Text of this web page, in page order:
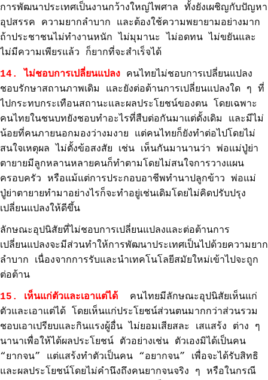
การพัฒนาประเทศเป็นงานกว้างใหญ่ไพศาล ทั้งยังเผชิญกับปัญหา
อุปสรรค ความยากลำบาก และต้องใช้ความพยายามอย่างมาก
ถ้าประชาชนไม่ทำงานหนัก ไม่มุมานะ ไม่อดทน ไม่ขยันและ
ไม่มีความเพียรแล้ว ก็ยากที่จะสำเร็จได้
14. ไม่ชอบการเปลี่ยนแปลง คนไทยไม่ชอบการเปลี่ยนแปลง
ชอบรักษาสถานภาพเดิม และยังต่อต้านการเปลี่ยนแปลงใด ๆ ที่
ไปกระทบกระเทือนสถานะและผลประโยชน์ของตน โดยเฉพาะ
คนไทยในชนบทยังชอบทำอะไรที่สืบต่อกันมาแต่ดั้งเดิม และมีไม่
น้อยที่คนภายนอกมองว่างมงาย แต่คนไทยก็ยังทำต่อไปโดยไม่
สนใจเหตุผล ไม่ตั้งข้อสงสัย เช่น เห็นกันมานานว่า พ่อแม่ปู่ย่า
ตายายมีลูกหลานหลายคนก็ทำตามโดยไม่สนใจการวางแผน
ครอบครัว หรือแม้แต่การประกอบอาชีพทำนาปลูกข้าว พ่อแม่
ปู่ย่าตายายทำมาอย่างไรก็จะทำอยู่เช่นเดิมโดยไม่คิดปรับปรุง
เปลี่ยนแปลงให้ดีขึ้น
ลักษณะอุปนิสัยที่ไม่ชอบการเปลี่ยนแปลงและต่อต้านการ
เปลี่ยนแปลงจะมีส่วนทำให้การพัฒนาประเทศเป็นไปด้วยความยาก
ลำบาก เนื่องจากการรับและนำเทคโนโลยีสมัยใหม่เข้าไปจะถูก
ต่อต้าน
15. เห็นแก่ตัวและเอาแต่ได้ คนไทยมีลักษณะอุปนิสัยเห็นแก่
ตัวและเอาแต่ได้ โดยเห็นแก่ประโยชน์ส่วนตนมากกว่าส่วนรวม
ชอบเอาเปรียบและกินแรงผู้อื่น ไม่ยอมเสียสละ เสแสร้ง ต่าง ๆ
นานาเพื่อให้ได้ผลประโยชน์ ตัวอย่างเช่น ตัวเองมิได้เป็นคน
“ยากจน” แต่แสร้งทำตัวเป็นคน “อยากจน” เพื่อจะได้รับสิทธิ
และผลประโยชน์โดยไม่คำนึงถึงคนยากจนจริง ๆ หรือในกรณี